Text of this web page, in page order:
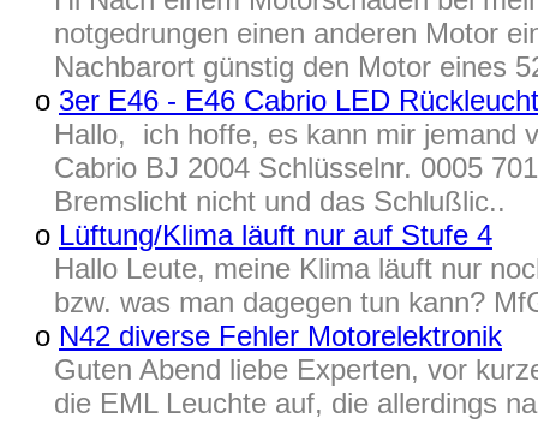
notgedrungen einen anderen Motor
Nachbarort günstig den Motor eines
o 3er E46 - E46 Cabrio LED
Hallo, ich hoffe, es kann mir jemand
Cabrio BJ 2004 Schlüsselnr. 0005
Bremslicht nicht und das Schlußlic..
o Lüftung/Klima läuft nur auf Stufe 4
Hallo Leute, meine Klima läuft nur
bzw. was man dagegen tun kann?
o N42 diverse Fehler Motorelektronik
Guten Abend liebe Experten, vor
die EML Leuchte auf, die allerdings